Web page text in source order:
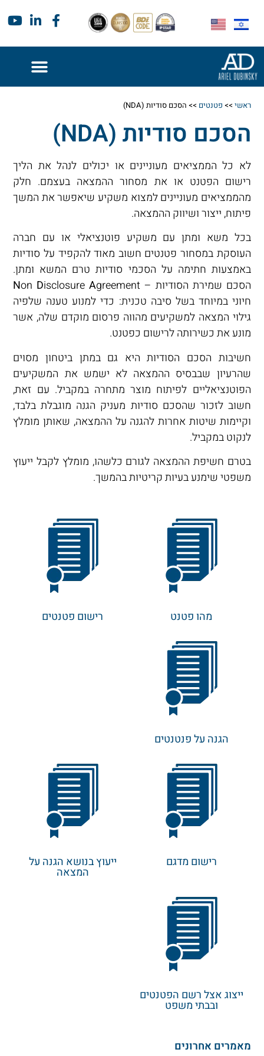
ראשי >> פטנטים >> הסכם סודיות (NDA)
הסכם סודיות (NDA)
לא כל הממציאים מעוניינים או יכולים לנהל את הליך
רישום הפטנט או את מסחור ההמצאה בעצמם. חלק
מהממציאים מעוניינים למצוא משקיע שיאפשר את המשך
פיתוח, ייצור ושיווק ההמצאה.
בכל משא ומתן עם משקיע פוטנציאלי או עם חברה
העוסקת במסחור פטנטים חשוב מאוד להקפיד על סודיות
באמצעות חתימה על הסכמי סודיות טרם המשא ומתן.
הסכם שמירת הסודיות –
Non Disclosure Agreement
חיוני במיוחד בשל סיבה טכנית: כדי למנוע טענה שלפיה
גילוי המצאה למשקיעים מהווה פרסום מוקדם שלה, אשר
מונע את כשירותה לרישום כפטנט.
חשיבות הסכם הסודיות היא גם במתן ביטחון מסוים
שהרעיון שבבסיס ההמצאה לא ישמש את המשקיעים
הפוטנציאליים לפיתוח מוצר מתחרה במקביל. עם זאת,
חשוב לזכור שהסכם סודיות מעניק הגנה מוגבלת בלבד,
וקיימות שיטות אחרות להגנה על ההמצאה, שאותן מומלץ
לנקוט במקביל.
בטרם חשיפת ההמצאה לגורם כלשהו, מומלץ לקבל ייעוץ
משפטי שימנע בעיות קריטיות בהמשך.
מהו פטנט רישום פטנטים
הגנה על פנטנטים
רישום מדגם ייעוץ בנושא הגנה על
המצאה
ייצוג אצל רשם הפטנטים
ובבתי משפט
מאמרים אחרונים